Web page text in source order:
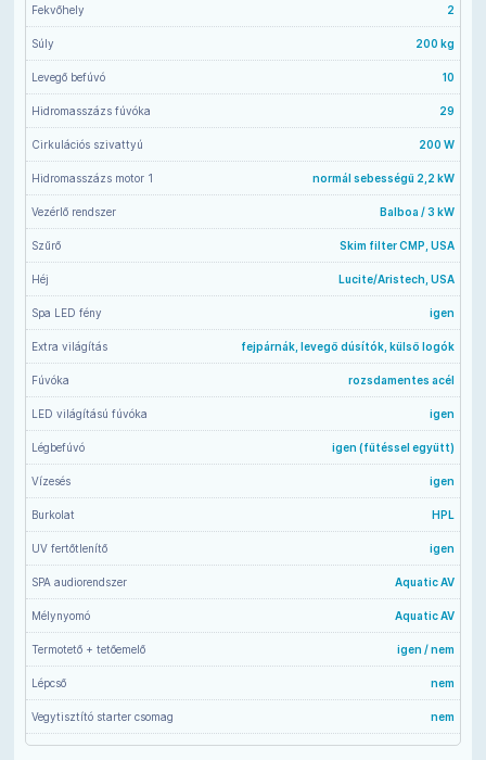
Fekvőhely 2
Súly 200 kg
Levegő befúvó 10
Hidromasszázs fúvóka 29
Cirkulációs szivattyú 200 W
Hidromasszázs motor 1 normál sebességű 2,2 kW
Vezérlő rendszer Balboa / 3 kW
Szűrő Skim filter CMP, USA
Héj Lucite/Aristech, USA
Spa LED fény igen
Extra világítás fejpárnák, levegő dúsítók, külső logók
Fúvóka rozsdamentes acél
LED világítású fúvóka igen
Légbefúvó igen (fűtéssel együtt)
Vízesés igen
Burkolat HPL
UV fertőtlenítő igen
SPA audiorendszer Aquatic AV
Mélynyomó Aquatic AV
Termotető + tetőemelő igen / nem
Lépcső nem
Vegytisztító starter csomag nem